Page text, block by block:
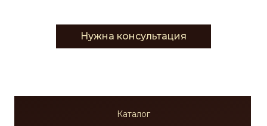
Нужна консультация
Каталог